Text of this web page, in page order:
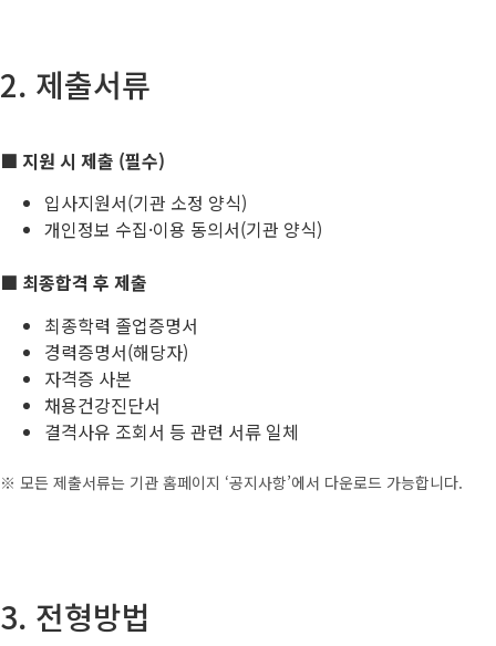
2. 제출서류
■ 지원 시 제출 (필수)
입사지원서(기관 소정 양식)
개인정보 수집·이용 동의서(기관 양식)
■ 최종합격 후 제출
최종학력 졸업증명서
경력증명서(해당자)
자격증 사본
채용건강진단서
결격사유 조회서 등 관련 서류 일체
※ 모든 제출서류는 기관 홈페이지 ‘공지사항’에서 다운로드 가능합니다.
3. 전형방법